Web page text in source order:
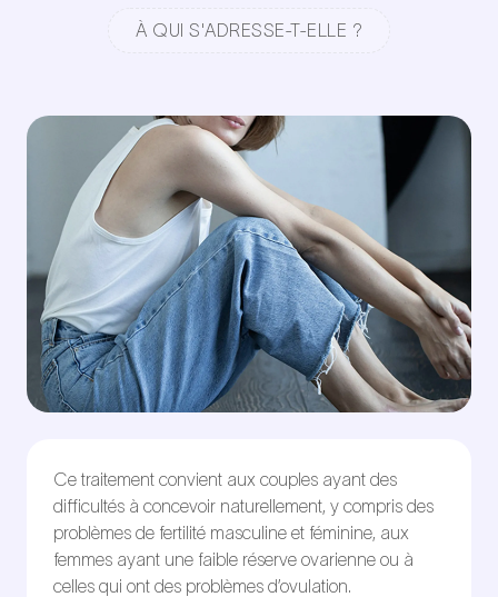
À QUI S'ADRESSE-T-ELLE ?
Ce traitement convient aux couples ayant des
difficultés à concevoir naturellement, y compris des
problèmes de fertilité masculine et féminine, aux
femmes ayant une faible réserve ovarienne ou à
celles qui ont des problèmes d’ovulation.